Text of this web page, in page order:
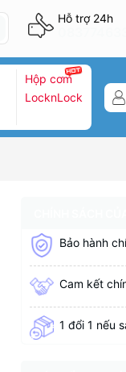
Hỗ trợ 24h
Hộp cơm
LocknLock
Bảo hành
Cam kết
1 đổi 1 nếu